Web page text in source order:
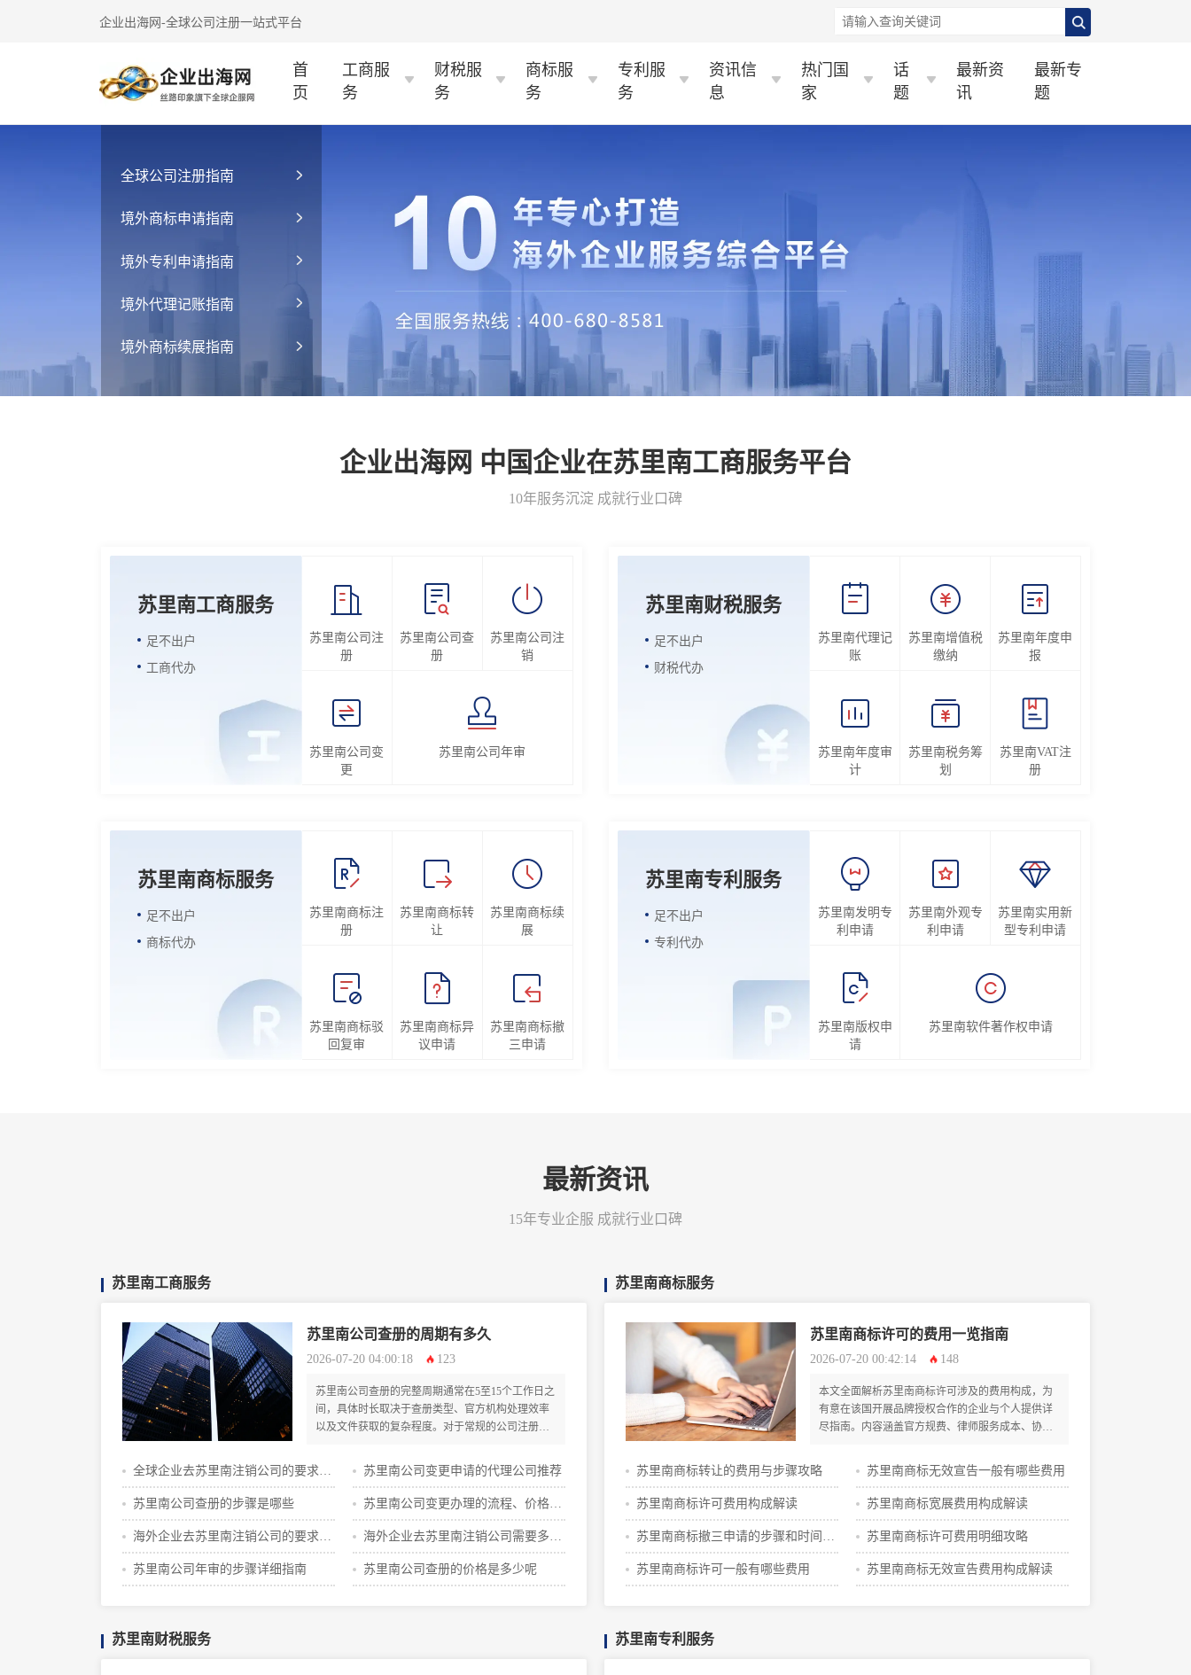
企业出海网-全球公司注册一站式平台
首
页
工商服
务
财税服
务
商标服
务
专利服
务
资讯信
息
热门国
家
话
题
最新资
讯
最新专
题
全球公司注册指南
境外商标申请指南
境外专利申请指南
境外代理记账指南
境外商标续展指南
企业出海网 中国企业在苏里南工商服务平台
10年服务沉淀 成就行业口碑
苏里南工商服务
足不出户
工商代办
苏里南公司注
册
苏里南公司查
册
苏里南公司注
销
苏里南公司变
更
苏里南公司年审
苏里南财税服务
足不出户
财税代办
苏里南代理记
账
苏里南增值税
缴纳
苏里南年度申
报
苏里南年度审
计
苏里南税务筹
划
苏里南VAT注
册
苏里南商标服务
足不出户
商标代办
苏里南商标注
册
苏里南商标转
让
苏里南商标续
展
苏里南商标驳
回复审
苏里南商标异
议申请
苏里南商标撤
三申请
苏里南专利服务
足不出户
专利代办
苏里南发明专
利申请
苏里南外观专
利申请
苏里南实用新
型专利申请
苏里南版权申
请
苏里南软件著作权申请
最新资讯
15年专业企服 成就行业口碑
苏里南工商服务
苏里南公司查册的周期有多久
2026-07-20 04:00:18 123
苏里南公司查册的完整周期通常在5至15个工作日之
间，具体时长取决于查册类型、官方机构处理效率
以及文件获取的复杂程度。对于常规的公司注册信
息、财务记录或历史档案调取，则可能需要更长时
间。准备齐全的材料并选择专业的服务机构协助办
理，能有效提升查册效率。
全球企业去苏里南注销公司的要求有
哪些
苏里南公司变更申请的代理公司推荐
苏里南公司查册的步骤是哪些 苏里南公司变更办理的流程、价格攻
略
海外企业去苏里南注销公司的要求有
哪些
海外企业去苏里南注销公司需要多少
钱
苏里南公司年审的步骤详细指南 苏里南公司查册的价格是多少呢
苏里南商标服务
苏里南商标许可的费用一览指南
2026-07-20 00:42:14 148
本文全面解析苏里南商标许可涉及的费用构成，为
有意在该国开展品牌授权合作的企业与个人提供详
尽指南。内容涵盖官方规费、律师服务成本、协议
本的各类因素，同时提供实用的成本优化策略与步
骤建议，旨在帮助读者清晰规划预算，高效完成苏
里南商标许可流程。
苏里南商标转让的费用与步骤攻略 苏里南商标无效宣告一般有哪些费用
苏里南商标许可费用构成解读 苏里南商标宽展费用构成解读
苏里南商标撤三申请的步骤和时间攻
略
苏里南商标许可费用明细攻略
苏里南商标许可一般有哪些费用 苏里南商标无效宣告费用构成解读
苏里南财税服务 苏里南专利服务